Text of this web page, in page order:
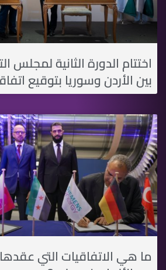
اختتام الدورة الثانية لمجلس
بين الأردن وسوريا بتوقيع
ما هي الاتفاقيات التي